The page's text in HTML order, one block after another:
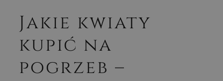
Jakie kwiaty
kupić na
pogrzeb –